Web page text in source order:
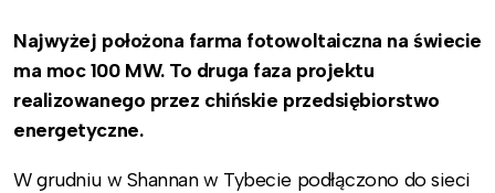
Najwyżej położona farma fotowoltaiczna na świecie
ma moc 100 MW. To druga faza projektu
realizowanego przez chińskie przedsiębiorstwo
energetyczne.
W grudniu w Shannan w Tybecie podłączono do sieci